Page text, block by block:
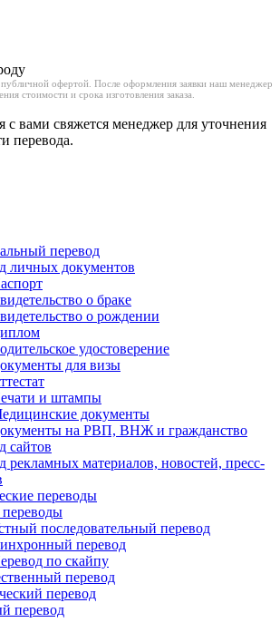
офертой. После оформления заявки наш менеджер
стоимости и срока изготовления заказа.
вами свяжется менеджер для уточнения
перевода.
перевод
личных документов
о браке
о рождении
удостоверение
для визы
и штампы
документы
на РВП, ВНЖ и гражданство
сайтов
рекламных материалов, новостей, пресс-
переводы
последовательный перевод
перевод
по скайпу
перевод
перевод
перевод